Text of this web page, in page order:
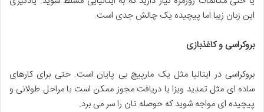
این زبان زیبا اما پیچیده یک چالش جدی است.
بروکراسی و کاغذبازی
بروکراسی در ایتالیا مثل یک مارپیچ بی پایان است. حتی برای کارهای
ساده ای مثل تمدید ویزا یا دریافت مجوز ممکن است با مراحل طولانی و
پیچیده ای مواجه شوید که حوصله تان را سر می برد.